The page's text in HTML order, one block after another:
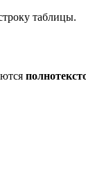
таблицы.